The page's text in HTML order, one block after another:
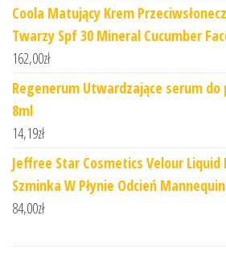
Coola Matujący Krem
Twarzy Spf 30 Mineral Cucumber
162,00zł
Regenerum Utwardzające serum do
8ml
14,19zł
Jeffree Star Cosmetics Velour Liquid
Szminka W Płynie Odcień
84,00zł